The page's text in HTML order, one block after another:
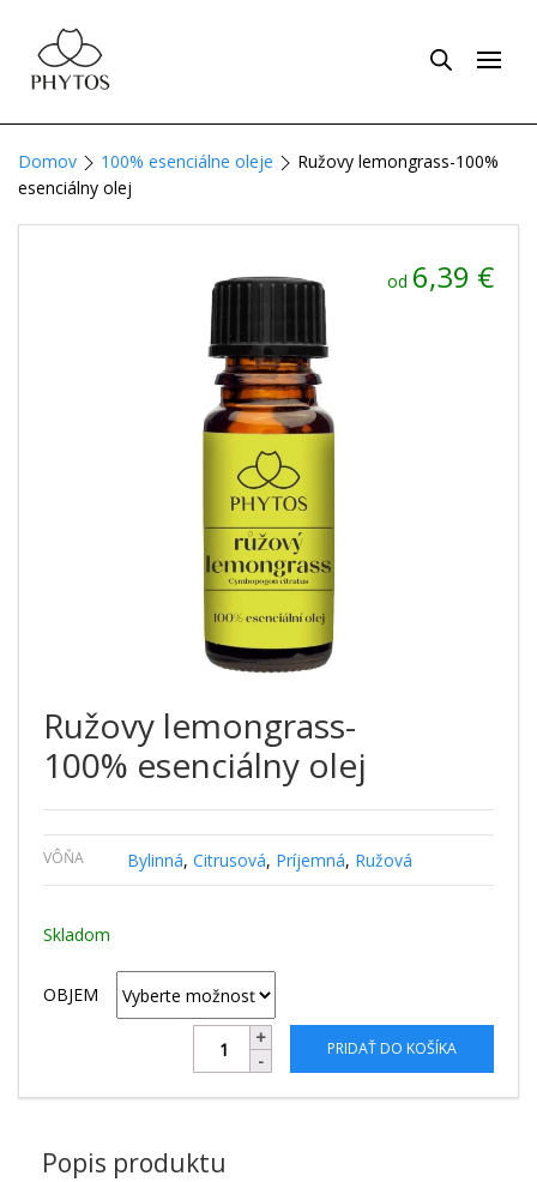
Domov 100% esenciálne oleje
Ružovy lemongrass-100%
esenciálny olej
Ružovy lemongrass-
100% esenciálny olej
VÔŇA Bylinná, Citrusová, Príjemná, Ružová
od 6,39 €
Skladom
OBJEM
PRIDAŤ DO KOŠÍKA
Popis produktu